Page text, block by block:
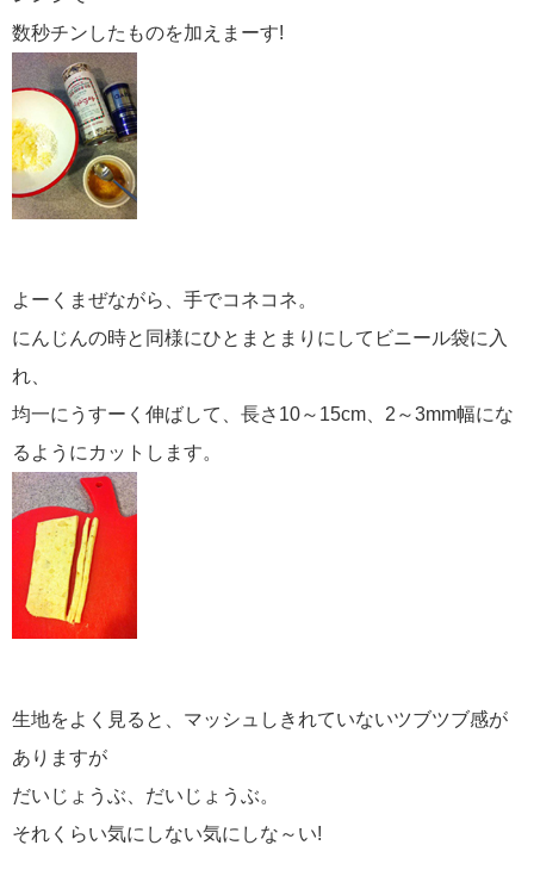
数秒チンしたものを加えまーす!
よーくまぜながら、手でコネコネ。
にんじんの時と同様にひとまとまりにしてビニール袋に入
れ、
均一にうすーく伸ばして、長さ10～15cm、2～3mm幅にな
るようにカットします。
生地をよく見ると、マッシュしきれていないツブツブ感が
ありますが
だいじょうぶ、だいじょうぶ。
それくらい気にしない気にしな～い!